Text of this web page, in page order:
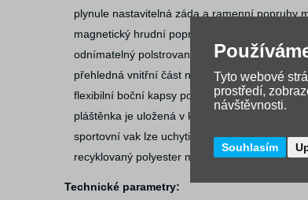
plynule nastavitelná záda a ramenní popruhy
magnetický hrudní popruh je výškově
odnímatelný polstrovaný bederní pás
přehledná vnitřní část nabízí oddělenou
flexibilní boční kapsy pojmou láhev nebo
pláštěnka je uložená v kapse horního zavírání
sportovní vak lze uchytit tak, aby šla aktovka
recyklovaný polyester má povrchovou úpravu
Technické parametry:
Tyto webové
prostředí,
návštěvnosti.
Souhlasím